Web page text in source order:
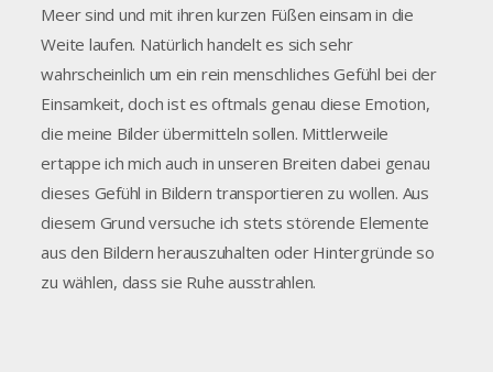
Meer sind und mit ihren kurzen Füßen einsam in die
Weite laufen. Natürlich handelt es sich sehr
wahrscheinlich um ein rein menschliches Gefühl bei der
Einsamkeit, doch ist es oftmals genau diese Emotion,
die meine Bilder übermitteln sollen. Mittlerweile
ertappe ich mich auch in unseren Breiten dabei genau
dieses Gefühl in Bildern transportieren zu wollen. Aus
diesem Grund versuche ich stets störende Elemente
aus den Bildern herauszuhalten oder Hintergründe so
zu wählen, dass sie Ruhe ausstrahlen.